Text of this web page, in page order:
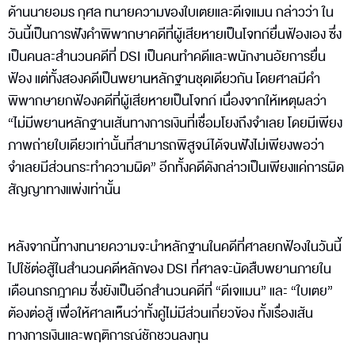
ด้านนายอมร กุศล ทนายความของใบเตยและดีเจแมน กล่าวว่า ใน
วันนี้เป็นการฟังคำพิพากษาคดีที่ผู้เสียหายเป็นโจทก์ยื่นฟ้องเอง ซึ่ง
เป็นคนละสํานวนคดีที่ DSI เป็นคนทำคดีและพนักงานอัยการยื่น
ฟ้อง แต่ทั้งสองคดีเป็นพยานหลักฐานชุดเดียวกัน โดยศาลมีคำ
พิพากษายกฟ้องคดีที่ผู้เสียหายเป็นโจทก์ เนื่องจากให้เหตุผลว่า
“ไม่มีพยานหลักฐานเส้นทางการเงินที่เชื่อมโยงถึงจำเลย โดยมีเพียง
ภาพถ่ายใบเดียวเท่านั้นที่สามารถพิสูจน์ได้จนฟังไม่เพียงพอว่า
จำเลยมีส่วนกระทำความผิด” อีกทั้งคดีดังกล่าวเป็นเพียงแค่การผิด
สัญญาทางแพ่งเท่านั้น
หลังจากนี้ทางทนายความจะนําหลักฐานในคดีที่ศาลยกฟ้องในวันนี้
ไปใช้ต่อสู้ในสํานวนคดีหลักของ DSI ที่ศาลจะนัดสืบพยานภายใน
เดือนกรกฎาคม ซึ่งยังเป็นอีกสำนวนคดีที่ “ดีเจแมน” และ “ใบเตย”
ต้องต่อสู้ เพื่อให้ศาลเห็นว่าทั้งคู่ไม่มีส่วนเกี่ยวข้อง ทั้งเรื่องเส้น
ทางการเงินและพฤติการณ์ชักชวนลงทุน